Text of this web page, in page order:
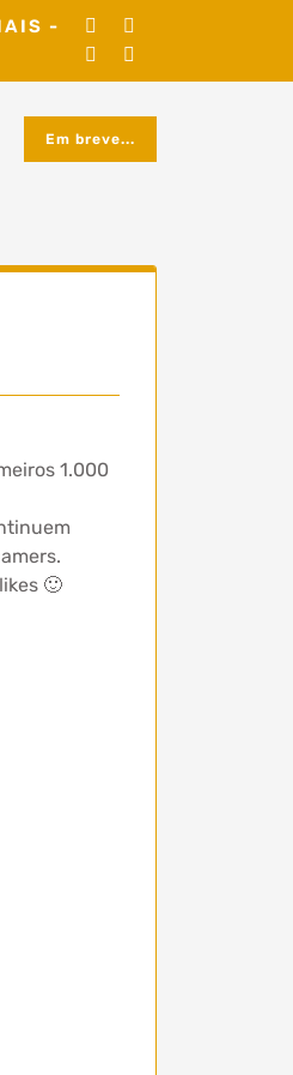
-
Em breve...
1.000
🙂